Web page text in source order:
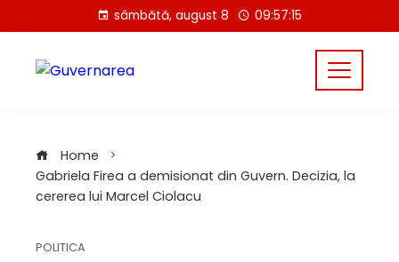
to
content
sâmbătă, august 8 09:57:15
Home
Gabriela Firea a demisionat din Guvern. Decizia, la
cererea lui Marcel Ciolacu
POLITICA